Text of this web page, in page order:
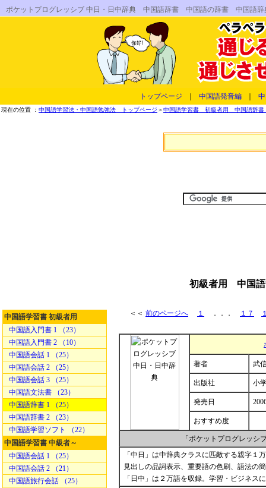
ポケットプログレッシブ 中日・日中辞典 中国語辞書 中国語の辞書 中
トップページ 中国語発音編
現在の位置 ： 中国語学習法・中国語勉強法 トップページ ＞中国語学習書 初級者用 中国語辞書
初級者用 中国語
中国語学習書 初級者用
中国語入門書 1 （23）
中国語入門書 2 （10）
中国語会話 1 （25）
中国語会話 2 （25）
中国語会話 3 （25）
中国語文法書 （23）
中国語辞書 1 （25）
中国語辞書 2 （23）
中国語学習ソフト （22）
中国語学習書 中級者～
中国語会話 1 （25）
中国語会話 2 （21）
中国語旅行会話 （25）
＜＜ 前のページへ １ ．．． １７
著者 武
出版社 小
発売日
おすすめ度
「ポケットプログレッ
「中日」は中辞典クラスに匹敵する親字１
見出しの品詞表示、重要語の色刷、語法の
「日中」は２万語を収録。学習・ビジネス